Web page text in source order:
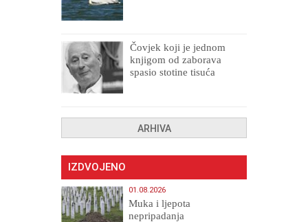
Čovjek koji je jednom
knjigom od zaborava
spasio stotine tisuća
ARHIVA
IZDVOJENO
01.08.2026
Muka i ljepota
nepripadanja